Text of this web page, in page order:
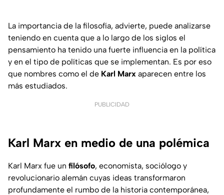
La importancia de la filosofía, advierte, puede analizarse
teniendo en cuenta que a lo largo de los siglos el
pensamiento ha tenido una fuerte influencia en la política
y en el tipo de políticas que se implementan. Es por eso
que nombres como el de Karl Marx aparecen entre los
más estudiados.
PUBLICIDAD
Karl Marx en medio de una polémica
Karl Marx fue un filósofo, economista, sociólogo y
revolucionario alemán cuyas ideas transformaron
profundamente el rumbo de la historia contemporánea,